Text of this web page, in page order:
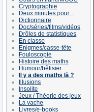
Cryptographie
Deux minutes pour...
Dictionnaire
Doc/séries/films/vidéos
Drôles de statistiques
En classe
Enigmes/casse-tête
Fouloscopie
Histoire des maths
Humour/bêtisier
Il y a des maths là ?
Illusions
Insolite
Jeux / Théorie des jeux
La vache
Livres/e-books